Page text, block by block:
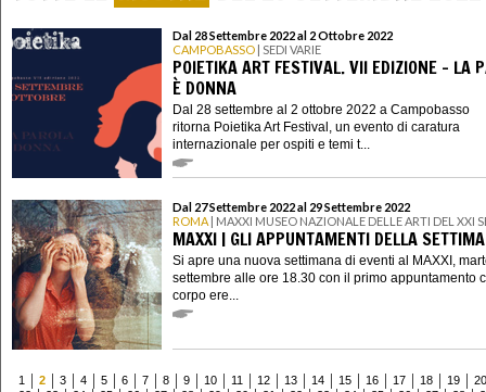
Dal 28 Settembre 2022 al 2 Ottobre 2022
CAMPOBASSO | SEDI VARIE
POIETIKA ART FESTIVAL. VII EDIZIONE - LA
È DONNA
Dal 28 settembre al 2 ottobre 2022 a Campobasso
ritorna Poietika Art Festival, un evento di caratura
internazionale per ospiti e temi t...
Dal 27 Settembre 2022 al 29 Settembre 2022
ROMA | MAXXI MUSEO NAZIONALE DELLE ARTI DEL XXI
MAXXI | GLI APPUNTAMENTI DELLA
Si apre una nuova settimana di eventi al MAXXI,
settembre alle ore 18.30 con il primo appuntamento
corpo ere...
1 2 3 4 5 6 7 8 9 10 11 12 13 14 15 16 17 18 19
20